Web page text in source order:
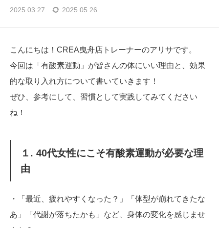
2025.03.27 2025.05.26
こんにちは！CREA曳舟店トレーナーのアリサです。
今回は「有酸素運動」が皆さんの体にいい理由と、効果
的な取り入れ方について書いていきます！
ぜひ、参考にして、習慣として実践してみてください
ね！
１. 40代女性にこそ有酸素運動が必要な理
由
・「最近、疲れやすくなった？」「体型が崩れてきたな
あ」「代謝が落ちたかも」など、身体の変化を感じませ